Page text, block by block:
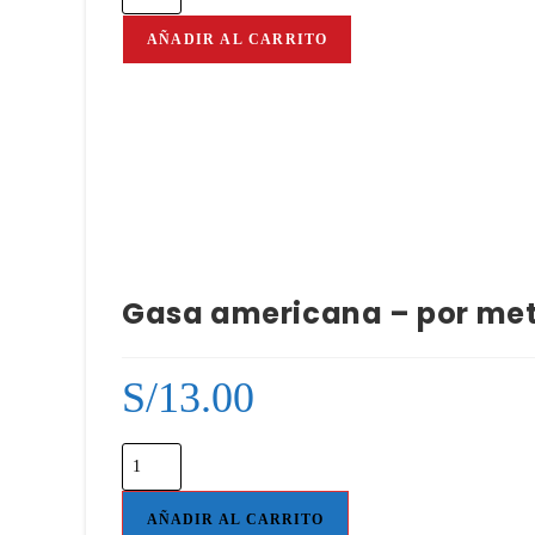
AÑADIR AL CARRITO
Gasa americana – por
S/13.00
AÑADIR AL CARRITO